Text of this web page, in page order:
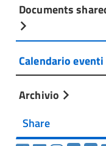
Documents
Calendario eventi
Archivio
Share